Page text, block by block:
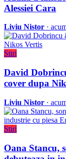
Alessiei Cara
Liviu Nistor ·
Stiri
David
cover dupa
Liviu Nistor ·
Stiri
Oana Stancu,